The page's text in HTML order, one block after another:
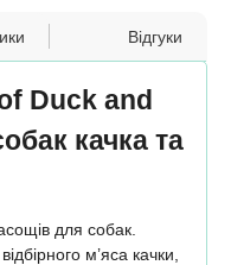
Відгуки
Duck and
качка та
для собак.
м’яса качки,